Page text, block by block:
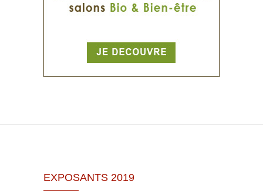
EXPOSANTS 2019